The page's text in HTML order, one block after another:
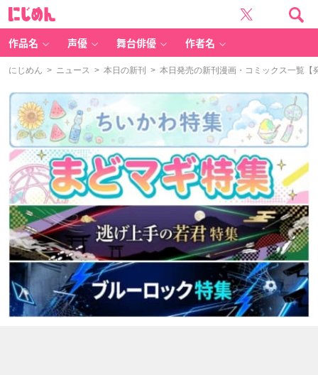
作品名 声優 舞台俳優 作者名
にじめん > ニュース > 本日の新刊 > 本日発売の新刊漫画・コミックス一覧【